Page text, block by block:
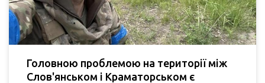
Головною проблемою на території між
Слов'янськом і Краматорськом є